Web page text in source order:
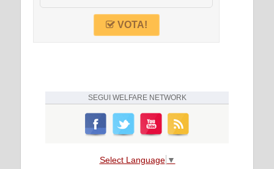
VOTA!
SEGUI WELFARE NETWORK
Select Language ▼